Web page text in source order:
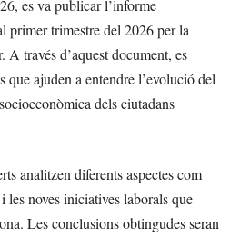
es va publicar l’informe
primer trimestre del 2026 per la
través d’aquest document, es
que ajuden a entendre l’evolució del
dels ciutadans
analitzen diferents aspectes com
les noves iniciatives laborals que
Les conclusions obtingudes seran